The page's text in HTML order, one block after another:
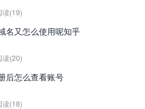
读(19)
名又怎么使用呢知乎
读(20)
后怎么查看账号
读(18)